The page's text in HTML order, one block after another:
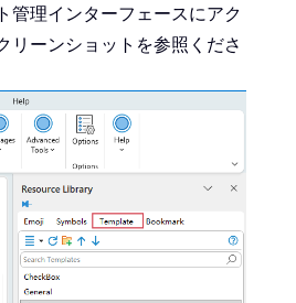
管理インターフェースにアク
リーンショットを参照くださ